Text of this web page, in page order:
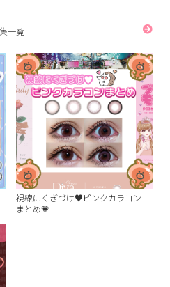
一覧
視線にくぎづけ♥ピンクカラコン
まとめ💗